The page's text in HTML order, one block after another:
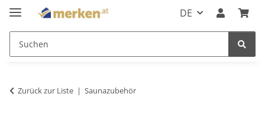
DE
Zurück zur Liste Saunazubehör